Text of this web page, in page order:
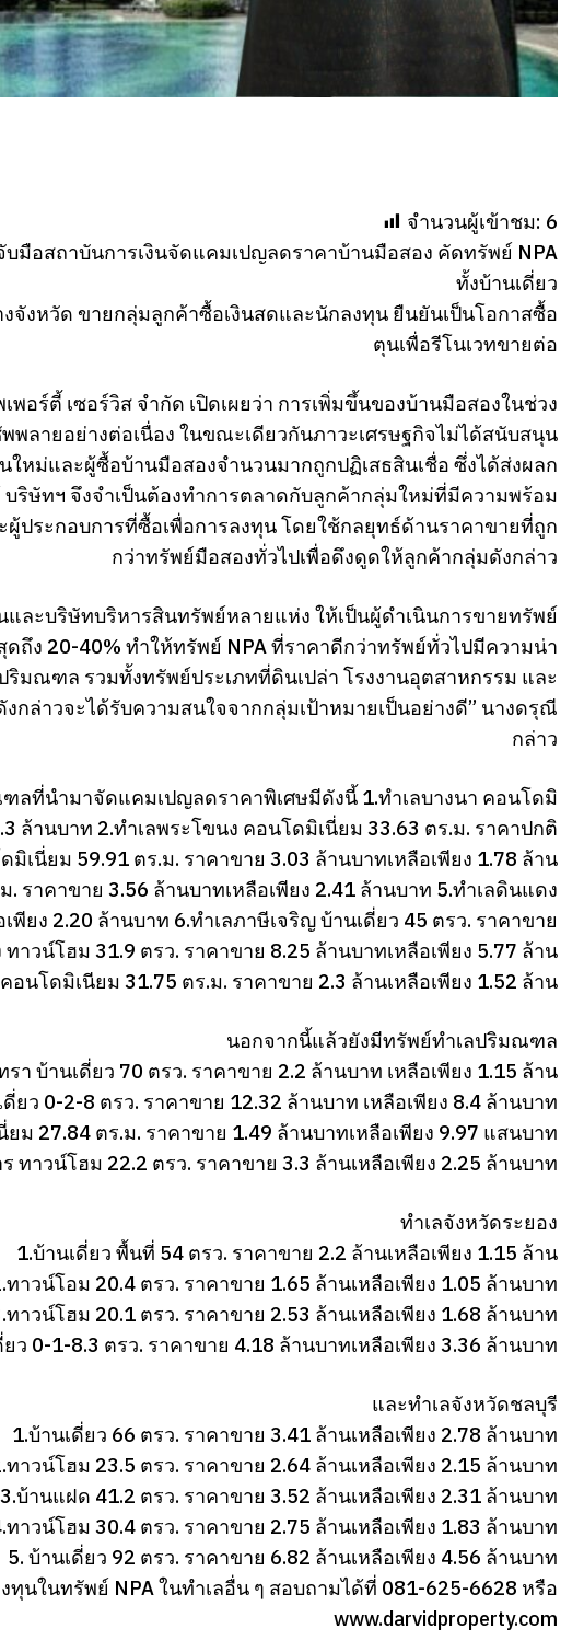
จำนวนผู้เข้าชม: 6
อสถาบันการเงินจัดแคมเปญลดราคาบ้านมือสอง คัดทรัพย์ NPA
ทั้งบ้านเดี่ยว
งหวัด ขายกลุ่มลูกค้าซื้อเงินสดและนักลงทุน ยืนยันเป็นโอกาสซื้อ
ตุนเพื่อรีโนเวทขายต่อ
อร์ตี้ เซอร์วิส จำกัด เปิดเผยว่า การเพิ่มขึ้นของบ้านมือสองในช่วง
ลายอย่างต่อเนื่อง ในขณะเดียวกันภาวะเศรษฐกิจไม่ได้สนับสนุน
หม่และผู้ซื้อบ้านมือสองจำนวนมากถูกปฏิเสธสินเชื่อ ซึ่งได้ส่งผลก
ริษัทฯ จึงจำเป็นต้องทำการตลาดกับลูกค้ากลุ่มใหม่ที่มีความพร้อม
ประกอบการที่ซื้อเพื่อการลงทุน โดยใช้กลยุทธ์ด้านราคาขายที่ถูก
กว่าทรัพย์มือสองทั่วไปเพื่อดึงดูดให้ลูกค้ากลุ่มดังกล่าว
และบริษัทบริหารสินทรัพย์หลายแห่ง ให้เป็นผู้ดำเนินการขายทรัพย์
ถึง 20-40% ทำให้ทรัพย์ NPA ที่ราคาดีกว่าทรัพย์ทั่วไปมีความน่า
มณฑล รวมทั้งทรัพย์ประเภทที่ดินเปล่า โรงงานอุตสาหกรรม และ
ล่าวจะได้รับความสนใจจากกลุ่มเป้าหมายเป็นอย่างดี” นางดรุณี
กล่าว
ลที่นำมาจัดแคมเปญลดราคาพิเศษมีดังนี้ 1.ทำเลบางนา คอนโดมิ
ล้านบาท 2.ทำเลพระโขนง คอนโดมิเนี่ยม 33.63 ตร.ม. ราคาปกติ
เนี่ยม 59.91 ตร.ม. ราคาขาย 3.03 ล้านบาทเหลือเพียง 1.78 ล้าน
ราคาขาย 3.56 ล้านบาทเหลือเพียง 2.41 ล้านบาท 5.ทำเลดินแดง
ยง 2.20 ล้านบาท 6.ทำเลภาษีเจริญ บ้านเดี่ยว 45 ตรว. ราคาขาย
าวน์โฮม 31.9 ตรว. ราคาขาย 8.25 ล้านบาทเหลือเพียง 5.77 ล้าน
อนโดมิเนียม 31.75 ตร.ม. ราคาขาย 2.3 ล้านเหลือเพียง 1.52 ล้าน
นอกจากนี้แล้วยังมีทรัพย์ทำเลปริมณฑล
รา บ้านเดี่ยว 70 ตรว. ราคาขาย 2.2 ล้านบาท เหลือเพียง 1.15 ล้าน
ยว 0-2-8 ตรว. ราคาขาย 12.32 ล้านบาท เหลือเพียง 8.4 ล้านบาท
ม 27.84 ตร.ม. ราคาขาย 1.49 ล้านบาทเหลือเพียง 9.97 แสนบาท
ทาวน์โฮม 22.2 ตรว. ราคาขาย 3.3 ล้านเหลือเพียง 2.25 ล้านบาท
ทำเลจังหวัดระยอง
1.บ้านเดี่ยว พื้นที่ 54 ตรว. ราคาขาย 2.2 ล้านเหลือเพียง 1.15 ล้าน
ทาวน์โอม 20.4 ตรว. ราคาขาย 1.65 ล้านเหลือเพียง 1.05 ล้านบาท
ทาวน์โฮม 20.1 ตรว. ราคาขาย 2.53 ล้านเหลือเพียง 1.68 ล้านบาท
ยว 0-1-8.3 ตรว. ราคาขาย 4.18 ล้านบาทเหลือเพียง 3.36 ล้านบาท
และทำเลจังหวัดชลบุรี
1.บ้านเดี่ยว 66 ตรว. ราคาขาย 3.41 ล้านเหลือเพียง 2.78 ล้านบาท
ทาวน์โฮม 23.5 ตรว. ราคาขาย 2.64 ล้านเหลือเพียง 2.15 ล้านบาท
3.บ้านแฝด 41.2 ตรว. ราคาขาย 3.52 ล้านเหลือเพียง 2.31 ล้านบาท
ทาวน์โฮม 30.4 ตรว. ราคาขาย 2.75 ล้านเหลือเพียง 1.83 ล้านบาท
5. บ้านเดี่ยว 92 ตรว. ราคาขาย 6.82 ล้านเหลือเพียง 4.56 ล้านบาท
นในทรัพย์ NPA ในทำเลอื่น ๆ สอบถามได้ที่ 081-625-6628 หรือ
www.darvidproperty.com